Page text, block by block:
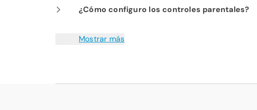
disfrutar de ESPN Unlimited!
¿Cómo configuro los controles parentales?
Para activar los controles parentales, ve a
Mostrar más